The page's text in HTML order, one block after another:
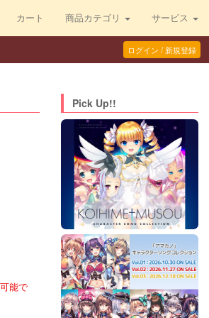
カート 商品カテゴリ サービス
ログイン / 新規登録
能で
Pick Up!!